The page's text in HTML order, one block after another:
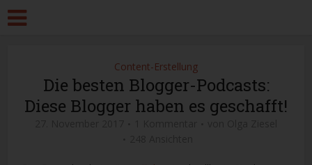
Content-Erstellung
Die besten Blogger-Podcasts:
Diese Blogger haben es geschafft!